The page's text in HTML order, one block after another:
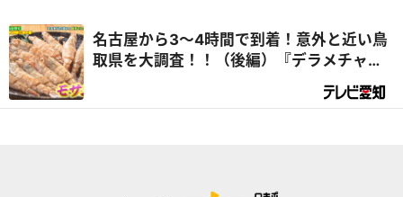
名古屋から3～4時間で到着！意外と近い鳥
取県を大調査！！（後編）『デラメチャ気